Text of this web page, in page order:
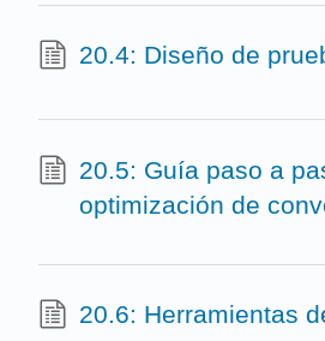
20.4: Diseño de
20.5: Guía paso a
optimización de
20.6: Herramientas